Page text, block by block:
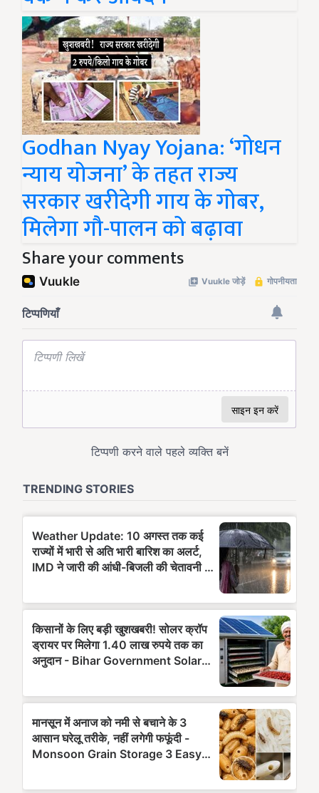
Godhan Nyay Yojana: ‘गोधन
न्याय योजना’ के तहत राज्य
सरकार खरीदेगी गाय के गोबर,
मिलेगा गौ-पालन को बढ़ावा
Share your comments